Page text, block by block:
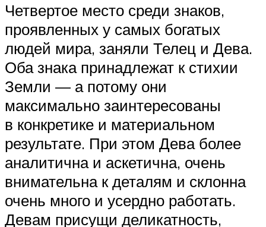
Четвертое место среди знаков,
проявленных у самых богатых
людей мира, заняли Телец и Дева.
Оба знака принадлежат к стихии
Земли — а потому они
максимально заинтересованы
в конкретике и материальном
результате. При этом Дева более
аналитична и аскетична, очень
внимательна к деталям и склонна
очень много и усердно работать.
Девам присущи деликатность,